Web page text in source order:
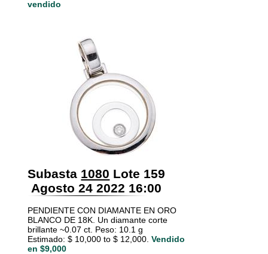
vendido
Subasta 1080 Lote 159
Agosto 24 2022 16:00
PENDIENTE CON DIAMANTE EN ORO
BLANCO DE 18K. Un diamante corte
brillante ~0.07 ct. Peso: 10.1 g
Estimado: $ 10,000 to $ 12,000. Vendido
en $9,000